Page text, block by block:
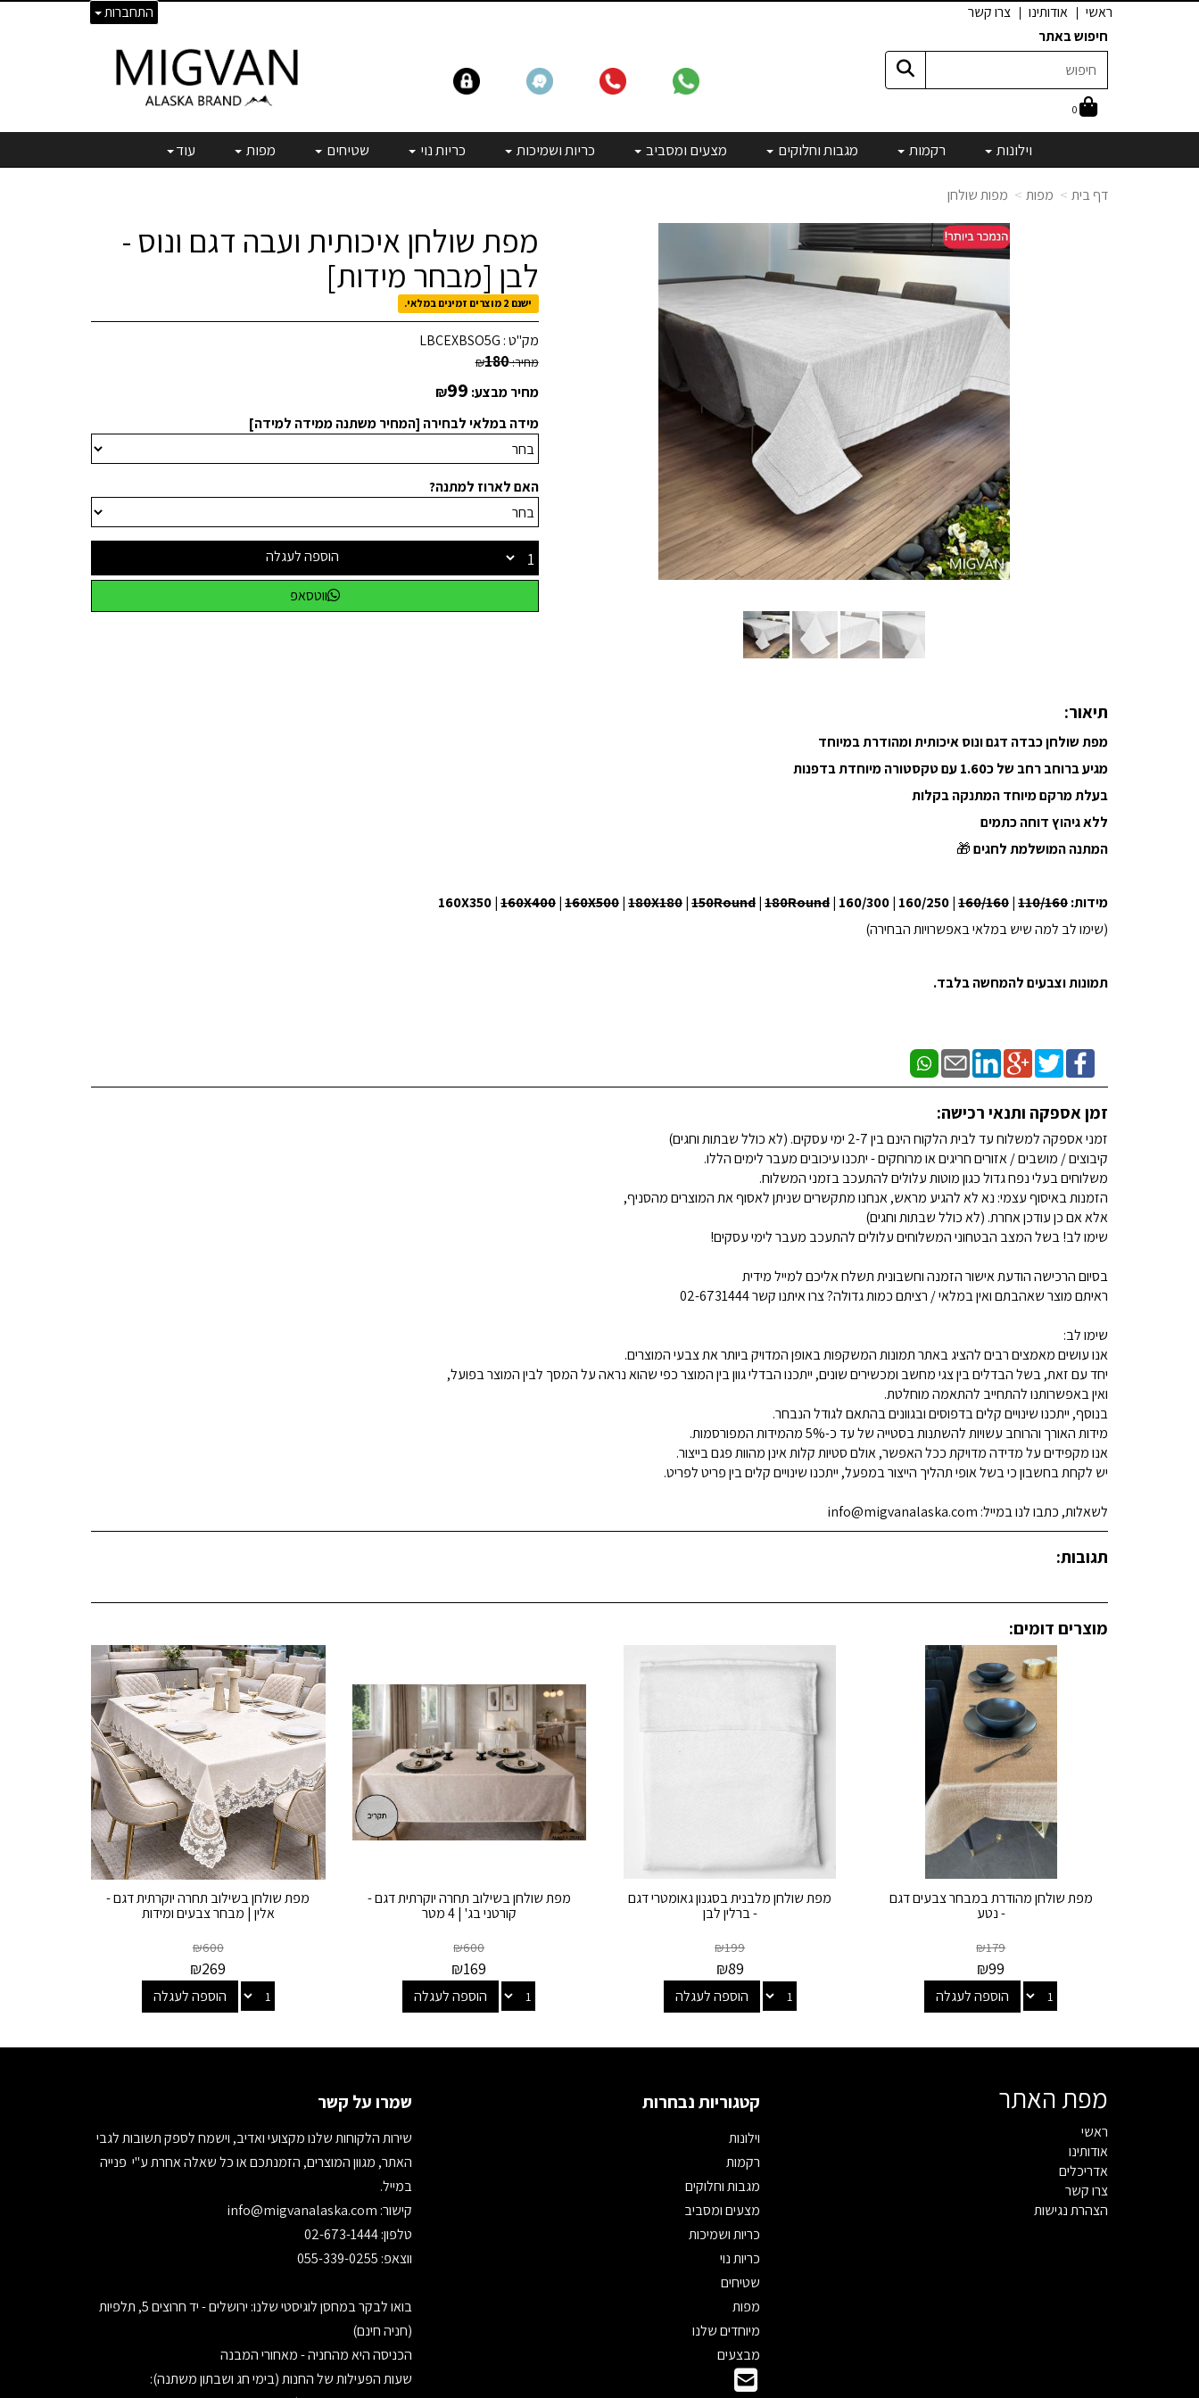
התחברות ראשי אודותינו
צרו קשר
חיפוש באתר
0
וילונות רקמות מגבות וחלוקים מצעים ומסביב כריות ושמיכות כריות נוי שטיחים מפות עוד
דף בית מפות מפות שולחן
מפת שולחן איכותית ועבה דגם ונוס -
לבן [מבחר מידות]
ישנם 2 מוצרים זמינים במלאי.
מק"ט : LBCEXBSO5G
מחיר: ₪180
מחיר מבצע: ₪99
מידה במלאי לבחירה [המחיר משתנה ממידה למידה]
האם לארוז למתנה?
הוספה לעגלה
ווטסאפ
תיאור:
מפת שולחן כבדה דגם ונוס איכותית ומהודרת במיוחד
מגיע ברוחב רחב של כ1.60 עם טקסטורה מיוחדת בדפנות
בעלת מרקם מיוחד המתנקה בקלות
ללא גיהוץ דוחה כתמים
המתנה המושלמת לחגים🎁
מידות: 160X350 | 160X400|160X500|180X180|150Round|180Round| 160/300 | 160/250 |160/160|110/160
(שימו לב למה שיש במלאי באפשרויות הבחירה)
תמונות וצבעים להמחשה בלבד.
זמן אספקה ותנאי רכישה:
זמני אספקה למשלוח עד לבית הלקוח הינם בין 2-7 ימי עסקים. (לא כולל שבתות וחגים)
קיבוצים / מושבים / אזורים חריגים או מרוחקים - יתכנו עיכובים מעבר לימים הללו.
משלוחים בעלי נפח גדול כגון מוטות עלולים להתעכב בזמני המשלוח.
הזמנות באיסוף עצמי: נא לא להגיע מראש, אנחנו מתקשרים שניתן לאסוף את המוצרים מהסניף,
אלא אם כן עודכן אחרת. (לא כולל שבתות וחגים)
שימו לב! בשל המצב הבטחוני המשלוחים עלולים להתעכב מעבר לימי עסקים!
בסיום הרכישה הודעת אישור הזמנה וחשבונית תשלח אליכם למייל מידית
ראיתם מוצר שאהבתם ואין במלאי / רציתם כמות גדולה? צרו איתנו קשר 02-6731444
שימו לב:
אנו עושים מאמצים רבים להציג באתר תמונות המשקפות באופן המדויק ביותר את צבעי המוצרים.
יחד עם זאת, בשל הבדלים בין צגי מחשב ומכשירים שונים, ייתכנו הבדלי גוון בין המוצר כפי שהוא נראה על המסך לבין המוצר בפועל,
ואין באפשרותנו להתחייב להתאמה מוחלטת.
בנוסף, ייתכנו שינויים קלים בדפוסים ובגוונים בהתאם לגודל הנבחר.
מידות האורך והרוחב עשויות להשתנות בסטייה של עד כ-5% מהמידות המפורסמות.
אנו מקפידים על מדידה מדויקת ככל האפשר, אולם סטיות קלות אינן מהוות פגם בייצור.
יש לקחת בחשבון כי בשל אופי תהליך הייצור במפעל, ייתכנו שינויים קלים בין פריט לפריט.
לשאלות, כתבו לנו במייל: info@migvanalaska.com
תגובות:
מוצרים דומים:
מפת שולחן מהודרת במבחר צבעים דגם
- נטע
₪179
₪99
הוספה לעגלה
מפת שולחן מלבנית בסגנון גאומטרי דגם
- ברלין לבן
₪199
₪89
הוספה לעגלה
מפת שולחן בשילוב תחרה יוקרתית דגם -
קורטני בג' | 4 מטר
₪600
₪169
הוספה לעגלה
מפת שולחן בשילוב תחרה יוקרתית דגם -
אלין | מבחר צבעים ומידות
₪600
₪269
הוספה לעגלה
מפת האתר
ראשי
אודותינו
אדריכלים
צרו קשר
הצהרת נגישות
קטגוריות נבחרות
וילונות
רקמות
מגבות וחלוקים
מצעים ומסביב
כריות ושמיכות
כריות נוי
שטיחים
מפות
מיוחדים שלנו
מבצעים
שמרו על קשר
שירות הלקוחות שלנו מקצועי ואדיב, וישמח לספק תשובות לגבי
האתר, מגוון המוצרים, הזמנתכם או כל שאלה אחרת ע"י פנייה
במייל.
קישור:
טלפון: 02-673-1444
ווצאפ: 055-339-0255
בואו לבקר במחסן לוגיסטי שלנו: ירושלים - יד חרוצים 5, תלפיות
(חניה חינם)
הכניסה היא מהחניה - מאחורי המבנה
שעות הפעילות של החנות (בימי חג ושבתון משתנה):